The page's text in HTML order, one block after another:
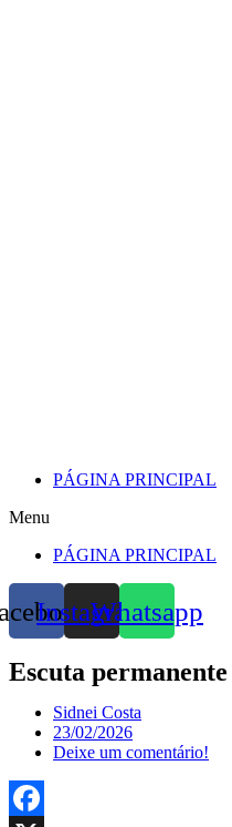
PÁGINA PRINCIPAL
Menu
PÁGINA PRINCIPAL
InstagramWhatsapp
Escuta
Sidnei Costa
23/02/2026
Deixe um comentário!